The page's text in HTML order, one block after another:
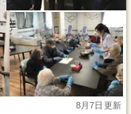
8月7日更新